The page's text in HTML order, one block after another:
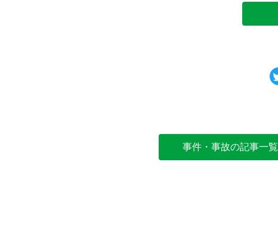
事件・事故の記事一覧